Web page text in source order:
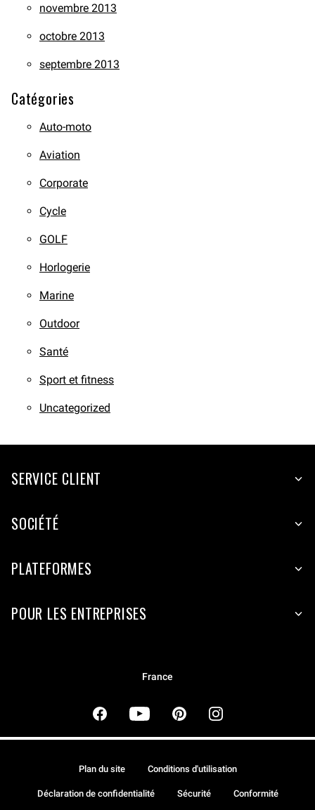
novembre 2013
octobre 2013
septembre 2013
Catégories
Auto-moto
Aviation
Corporate
Cycle
GOLF
Horlogerie
Marine
Outdoor
Santé
Sport et fitness
Uncategorized
SERVICE CLIENT
SOCIÉTÉ
PLATEFORMES
POUR LES ENTREPRISES
France
Plan du site Conditions d'utilisation
Déclaration de confidentialité Sécurité Conformité